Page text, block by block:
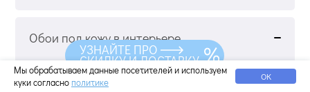
Обои под кожу в интерьере
Мы обрабатываем данные посетителей и используем
куки согласно политике ОК
УЗНАЙТЕ ПРО
СКИДКУ И ДОСТАВКУ